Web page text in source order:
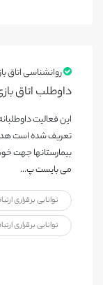
روانشناسی اتاق
داوطلب اتاق بازی
تعریف شده است هدف
بیمارستانها جهت
می بایست پ...
توانایی برقراری
توانایی برقراری